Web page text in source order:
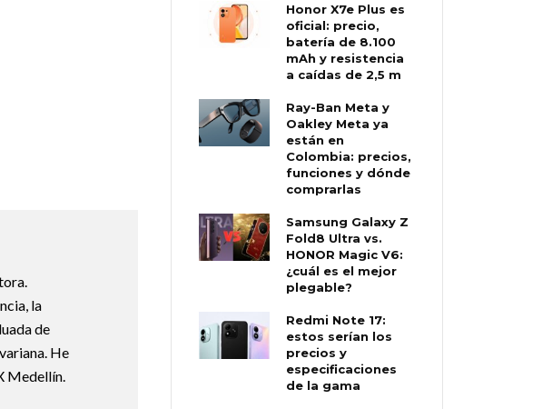
la
de
He
Medellín.
Honor X7e Plus es
oficial: precio,
batería de 8.100
mAh y resistencia
a caídas de 2,5 m
Ray-Ban Meta y
Oakley Meta ya
están en
Colombia: precios,
funciones y dónde
comprarlas
Samsung Galaxy Z
Fold8 Ultra vs.
HONOR Magic V6:
¿cuál es el mejor
plegable?
Redmi Note 17:
estos serían los
precios y
especificaciones
de la gama